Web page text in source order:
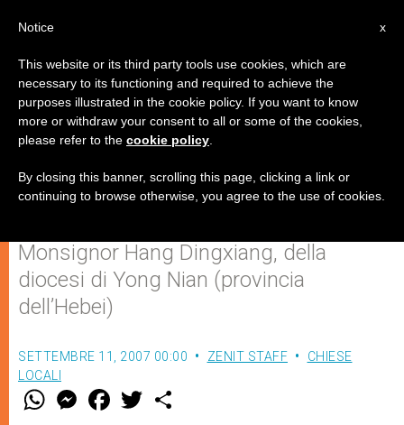
Dopo otto anni di prigione, muore
quasi in solitudine un Vescovo
cinese
Monsignor Hang Dingxiang, della
diocesi di Yong Nian (provincia
dell’Hebei)
SETTEMBRE 11, 2007 00:00 ZENIT STAFF
CHIESE
LOCALI
W M
e
F
a w
x
Notice
This website or its third party tools use cookies, which are
necessary to its functioning and required to achieve the
purposes illustrated in the cookie policy. If you want to know
more or withdraw your consent to all or some of the cookies,
please refer to the cookie policy
By closing this banner, scrolling this page, clicking a link or
continuing to browse otherwise, you agree to the use of cookies.